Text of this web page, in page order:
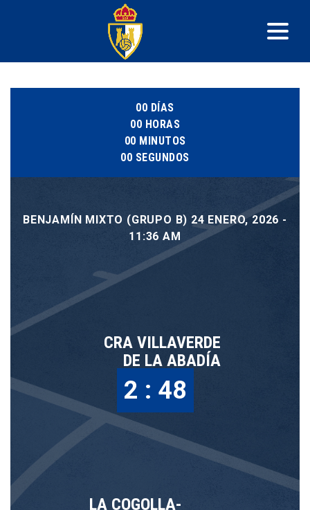
00 DÍAS
00 HORAS
00 MINUTOS
00 SEGUNDOS
BENJAMÍN MIXTO (GRUPO B) 24 ENERO, 2026 -
11:36 AM
CRA VILLAVERDE
DE LA ABADÍA
2 : 48
LA COGOLLA-